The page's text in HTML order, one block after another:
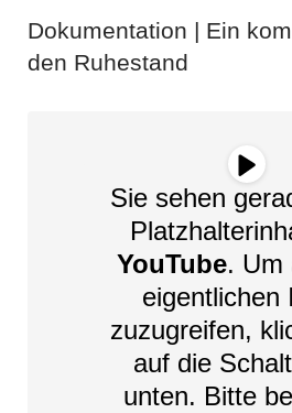
Dokumentation | Ein
den Ruhestand
Sie sehen
YouTube. Um
eigentlichen
zuzugreifen,
auf die
unten. Bitte